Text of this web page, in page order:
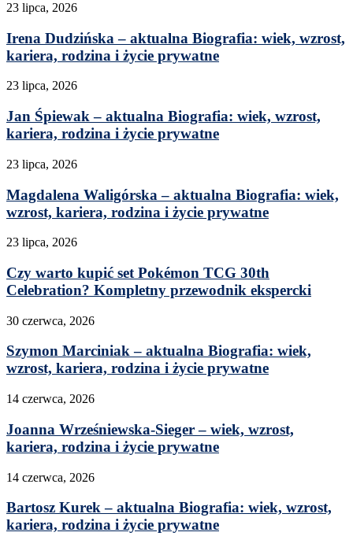
23 lipca, 2026
Irena Dudzińska – aktualna Biografia: wiek, wzrost,
kariera, rodzina i życie prywatne
23 lipca, 2026
Jan Śpiewak – aktualna Biografia: wiek, wzrost,
kariera, rodzina i życie prywatne
23 lipca, 2026
Magdalena Waligórska – aktualna Biografia: wiek,
wzrost, kariera, rodzina i życie prywatne
23 lipca, 2026
Czy warto kupić set Pokémon TCG 30th
Celebration? Kompletny przewodnik ekspercki
30 czerwca, 2026
Szymon Marciniak – aktualna Biografia: wiek,
wzrost, kariera, rodzina i życie prywatne
14 czerwca, 2026
Joanna Wrześniewska-Sieger – wiek, wzrost,
kariera, rodzina i życie prywatne
14 czerwca, 2026
Bartosz Kurek – aktualna Biografia: wiek, wzrost,
kariera, rodzina i życie prywatne